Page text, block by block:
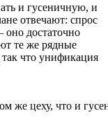
и гусеничную, и
отвечают: спрос
оно достаточно
те же рядные
так что унификация
же цеху, что и